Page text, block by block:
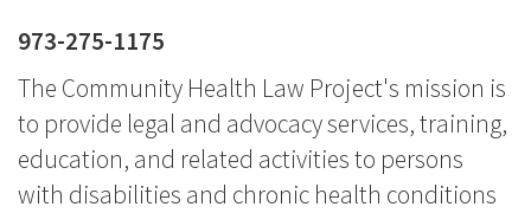
973-275-1175
The Community Health Law Project's mission is
to provide legal and advocacy services, training,
education, and related activities to persons
with disabilities and chronic health conditions